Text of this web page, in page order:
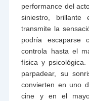
performance del
siniestro, brillante
transmite la
podría escaparse
controla hasta el
física y
parpadear, su
convierten en uno
cine y en el